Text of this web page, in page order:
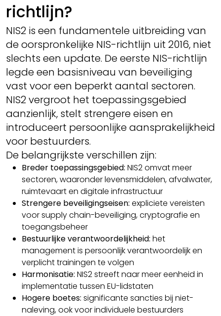
richtlijn?
NIS2 is een fundamentele uitbreiding van
de oorspronkelijke NIS-richtlijn uit 2016, niet
slechts een update. De eerste NIS-richtlijn
legde een basisniveau van beveiliging
vast voor een beperkt aantal sectoren.
NIS2 vergroot het toepassingsgebied
aanzienlijk, stelt strengere eisen en
introduceert persoonlijke aansprakelijkheid
voor bestuurders.
De belangrijkste verschillen zijn:
Breder toepassingsgebied: NIS2 omvat meer
sectoren, waaronder levensmiddelen, afvalwater,
ruimtevaart en digitale infrastructuur
Strengere beveiligingseisen: expliciete vereisten
voor supply chain-beveiliging, cryptografie en
toegangsbeheer
Bestuurlijke verantwoordelijkheid: het
management is persoonlijk verantwoordelijk en
verplicht trainingen te volgen
Harmonisatie: NIS2 streeft naar meer eenheid in
implementatie tussen EU-lidstaten
Hogere boetes: significante sancties bij niet-
naleving, ook voor individuele bestuurders